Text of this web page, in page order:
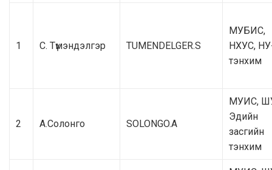
1 С. Түмэндэлгэр TUMENDELGER.S
МУБИС,
НХУС,
тэнхим
2 А.Солонго SOLONGO.A
МУИС,
Эдийн
засгийн
тэнхим